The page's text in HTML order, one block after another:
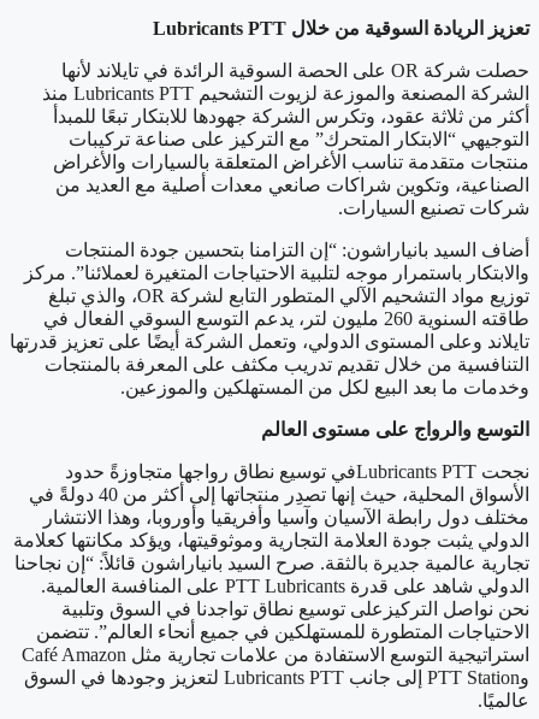
تعزيز الريادة السوقية من خلال Lubricants PTT
حصلت شركة OR على الحصة السوقية الرائدة في تايلاند لأنها
الشركة المصنعة والموزعة لزيوت التشحيم Lubricants PTT منذ
أكثر من ثلاثة عقود، وتكرس الشركة جهودها للابتكار تبعًا للمبدأ
التوجيهي “الابتكار المتحرك” مع التركيز على صناعة تركيبات
منتجات متقدمة تناسب الأغراض المتعلقة بالسيارات والأغراض
الصناعية، وتكوين شراكات صانعي معدات أصلية مع العديد من
شركات تصنيع السيارات.
أضاف السيد بانياراشون: “إن التزامنا بتحسين جودة المنتجات
والابتكار باستمرار موجه لتلبية الاحتياجات المتغيرة لعملائنا”. مركز
توزيع مواد التشحيم الآلي المتطور التابع لشركة OR، والذي تبلغ
طاقته السنوية 260 مليون لتر، يدعم التوسع السوقي الفعال في
تايلاند وعلى المستوى الدولي، وتعمل الشركة أيضًا على تعزيز قدرتها
التنافسية من خلال تقديم تدريب مكثف على المعرفة بالمنتجات
وخدمات ما بعد البيع لكل من المستهلكين والموزعين.
التوسع والرواج على مستوى العالم
نجحت Lubricants PTTفي توسيع نطاق رواجها متجاوزةً حدود
الأسواق المحلية، حيث إنها تصدِر منتجاتها إلى أكثر من 40 دولةً في
مختلف دول رابطة الآسيان وآسيا وأفريقيا وأوروبا، وهذا الانتشار
الدولي يثبت جودة العلامة التجارية وموثوقيتها، ويؤكد مكانتها كعلامة
تجارية عالمية جديرة بالثقة. صرح السيد بانياراشون قائلاً: “إن نجاحنا
الدولي شاهد على قدرة PTT Lubricants على المنافسة العالمية.
نحن نواصل التركيزعلى توسيع نطاق تواجدنا في السوق وتلبية
الاحتياجات المتطورة للمستهلكين في جميع أنحاء العالم”. تتضمن
استراتيجية التوسع الاستفادة من علامات تجارية مثل Café Amazon
وPTT Station إلى جانب Lubricants PTT لتعزيز وجودها في السوق
عالميًا.